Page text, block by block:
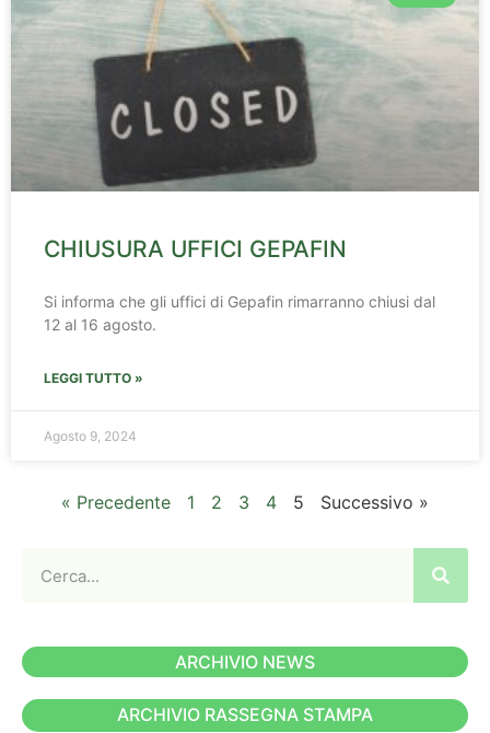
CHIUSURA UFFICI GEPAFIN
Si informa che gli uffici di Gepafin rimarranno chiusi dal
12 al 16 agosto.
LEGGI TUTTO »
Agosto 9, 2024
« Precedente 1 2 3 4 5 Successivo »
ARCHIVIO NEWS
ARCHIVIO RASSEGNA STAMPA